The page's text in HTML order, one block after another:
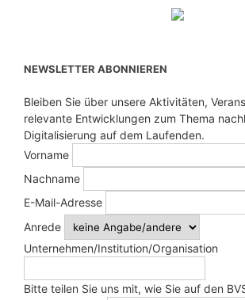
NEWSLETTER ABONNIEREN
Bleiben Sie über unsere Aktivitäten,
relevante Entwicklungen zum Thema
Digitalisierung auf dem Laufenden.
Vorname
Nachname
E-Mail-Adresse
Anrede
Unternehmen/Institution/Organisation
Bitte teilen Sie uns mit, wie Sie auf den